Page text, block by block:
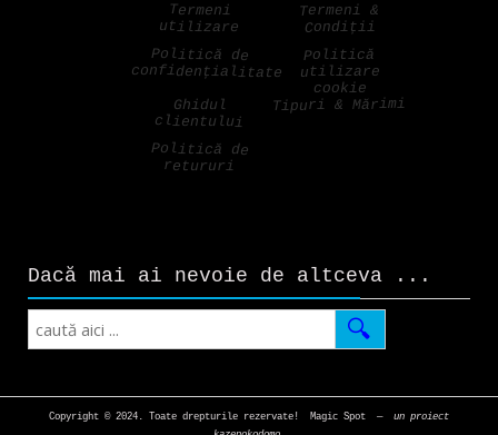
Termeni
utilizare
Termeni &
Condiții
Politică de
confidențialitate
Politică
utilizare
cookie
Ghidul
clientului
Tipuri & Mărimi
Politică de
retururi
Dacă mai ai nevoie de altceva ...
Search
Copyright © 2024. Toate drepturile rezervate! Magic Spot — un proiect